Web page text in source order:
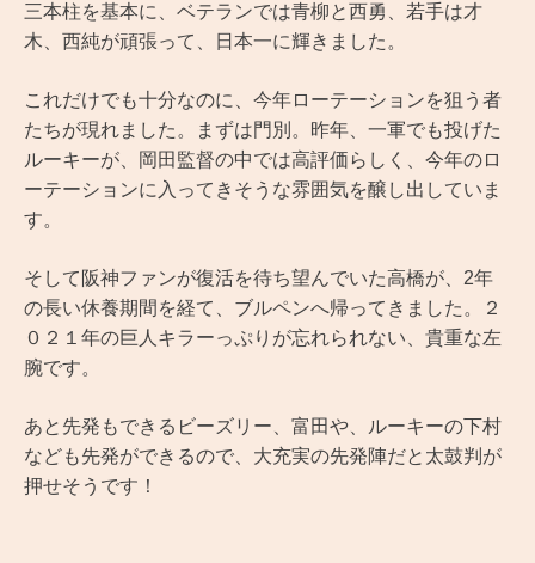
三本柱を基本に、ベテランでは青柳と西勇、若手は才
木、西純が頑張って、日本一に輝きました。
これだけでも十分なのに、今年ローテーションを狙う者
たちが現れました。まずは門別。昨年、一軍でも投げた
ルーキーが、岡田監督の中では高評価らしく、今年のロ
ーテーションに入ってきそうな雰囲気を醸し出していま
す。
そして阪神ファンが復活を待ち望んでいた高橋が、2年
の長い休養期間を経て、ブルペンへ帰ってきました。２
０２１年の巨人キラーっぷりが忘れられない、貴重な左
腕です。
あと先発もできるビーズリー、富田や、ルーキーの下村
なども先発ができるので、大充実の先発陣だと太鼓判が
押せそうです！